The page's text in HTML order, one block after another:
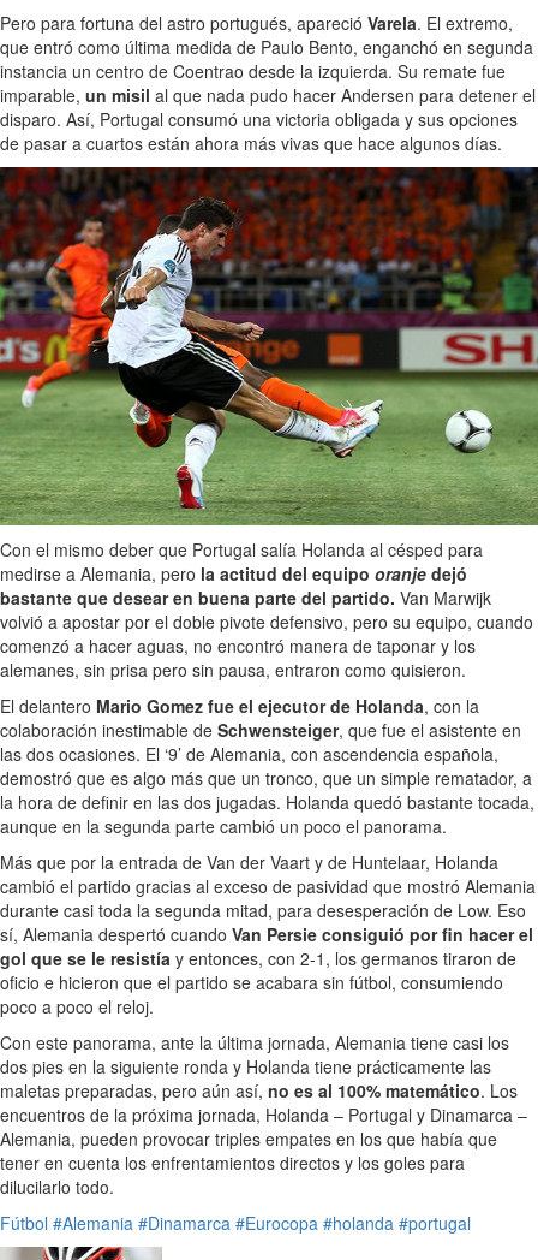
Pero para fortuna del astro portugués, apareció Varela. El extremo,
que entró como última medida de Paulo Bento, enganchó en segunda
instancia un centro de Coentrao desde la izquierda. Su remate fue
imparable, un misil al que nada pudo hacer Andersen para detener el
disparo. Así, Portugal consumó una victoria obligada y sus opciones
de pasar a cuartos están ahora más vivas que hace algunos días.
Con el mismo deber que Portugal salía Holanda al césped para
medirse a Alemania, pero la actitud del equipo oranje dejó
bastante que desear en buena parte del partido. Van Marwijk
volvió a apostar por el doble pivote defensivo, pero su equipo, cuando
comenzó a hacer aguas, no encontró manera de taponar y los
alemanes, sin prisa pero sin pausa, entraron como quisieron.
El delantero Mario Gomez fue el ejecutor de Holanda, con la
colaboración inestimable de Schwensteiger, que fue el asistente en
las dos ocasiones. El ‘9’ de Alemania, con ascendencia española,
demostró que es algo más que un tronco, que un simple rematador, a
la hora de definir en las dos jugadas. Holanda quedó bastante tocada,
aunque en la segunda parte cambió un poco el panorama.
Más que por la entrada de Van der Vaart y de Huntelaar, Holanda
cambió el partido gracias al exceso de pasividad que mostró Alemania
durante casi toda la segunda mitad, para desesperación de Low. Eso
sí, Alemania despertó cuando Van Persie consiguió por fin hacer el
gol que se le resistía y entonces, con 2-1, los germanos tiraron de
oficio e hicieron que el partido se acabara sin fútbol, consumiendo
poco a poco el reloj.
Con este panorama, ante la última jornada, Alemania tiene casi los
dos pies en la siguiente ronda y Holanda tiene prácticamente las
maletas preparadas, pero aún así, no es al 100% matemático. Los
encuentros de la próxima jornada, Holanda – Portugal y Dinamarca –
Alemania, pueden provocar triples empates en los que había que
tener en cuenta los enfrentamientos directos y los goles para
dilucilarlo todo.
Fútbol #Alemania #Dinamarca #Eurocopa #holanda #portugal